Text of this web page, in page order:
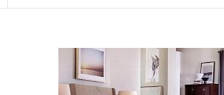
Купить в 1 клик
Сравнение